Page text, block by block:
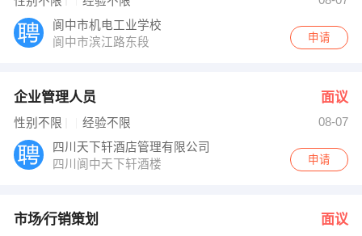
阆中市机电工业学校
阆中市滨江路东段
申请
企业管理人员 面议
性别不限 经验不限
08-07
四川天下轩酒店管理有限公司
四川阆中天下轩酒楼
申请
市场∕行销策划 面议